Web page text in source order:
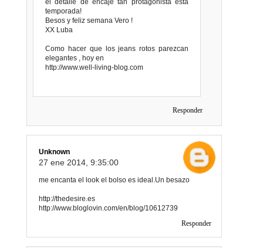
temporada!
Besos y feliz semana Vero !
XX Luba
Como hacer que los jeans rotos parezcan
elegantes , hoy en
http://www.well-living-blog.com
Responder
Unknown
27 ene 2014, 9:35:00
me encanta el look el bolso es ideal.Un besazo
http://thedesire.es
http://www.bloglovin.com/en/blog/10612739
Responder